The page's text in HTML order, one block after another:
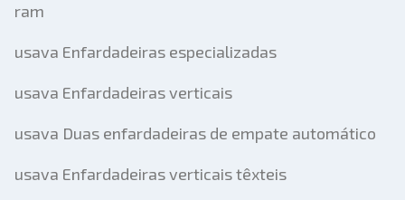
ram
usava Enfardadeiras especializadas
usava Enfardadeiras verticais
usava Duas enfardadeiras de empate automático
usava Enfardadeiras verticais têxteis